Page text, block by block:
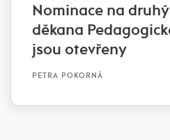
Nominace na
děkana
jsou otevřeny
PETRA POKORNÁ